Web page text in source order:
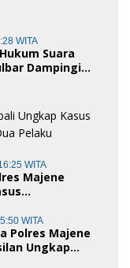
WITA
Suara
Dampingi
WITA
Majene
WITA
Polres Majene
Ungkap